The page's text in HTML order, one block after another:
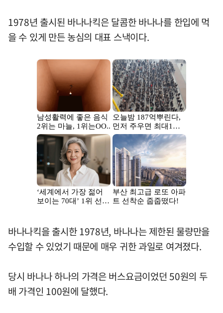
1978년 출시된 바나나킥은 달콤한 바나나를 한입에 먹
을 수 있게 만든 농심의 대표 스낵이다.
바나나킥을 출시한 1978년, 바나나는 제한된 물량만을
수입할 수 있었기 때문에 매우 귀한 과일로 여겨졌다.
당시 바나나 하나의 가격은 버스요금이었던 50원의 두
배 가격인 100원에 달했다.